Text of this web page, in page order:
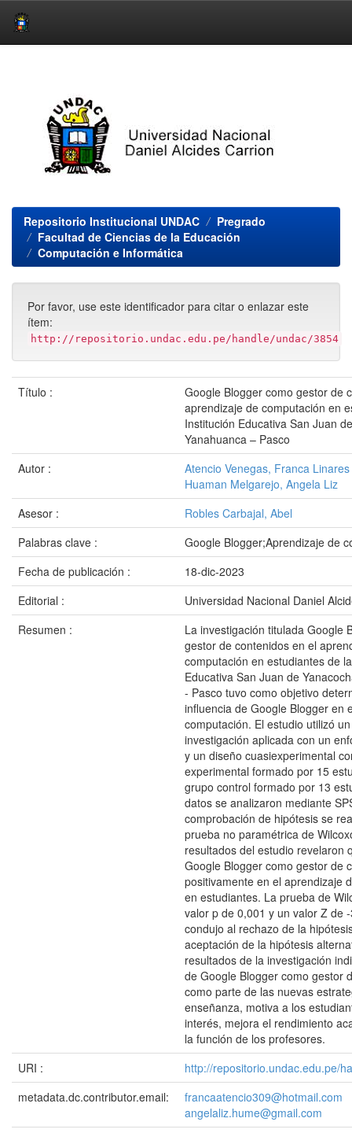
Repositorio Institucional UNDAC
Pregrado
Facultad de Ciencias de la Educación
Computación e Informática
Por favor, use este identificador para citar o enlazar este
ítem:
http://repositorio.undac.edu.pe/handle/undac/3854
Título :
Google Blogger como gestor de
aprendizaje de computación en
Institución Educativa San Juan
Yanahuanca – Pasco
Autor :
Atencio Venegas, Franca Linares
Huaman Melgarejo, Angela Liz
Asesor :
Robles Carbajal, Abel
Palabras clave :
Google Blogger;Aprendizaje de
Fecha de publicación :
18-dic-2023
Editorial :
Universidad Nacional Daniel
Resumen :
La investigación titulada Google
gestor de contenidos en el
computación en estudiantes de
Educativa San Juan de
- Pasco tuvo como objetivo
influencia de Google Blogger en
computación. El estudio utilizó
investigación aplicada con un
y un diseño cuasiexperimental
experimental formado por 15
grupo control formado por 13
datos se analizaron mediante
comprobación de hipótesis se
prueba no paramétrica de
resultados del estudio revelaron
Google Blogger como gestor de
positivamente en el aprendizaje
en estudiantes. La prueba de
valor p de 0,001 y un valor Z de
condujo al rechazo de la
aceptación de la hipótesis
resultados de la investigación
de Google Blogger como gestor
como parte de las nuevas
enseñanza, motiva a los
interés, mejora el rendimiento
la función de los profesores.
URI :
http://repositorio.undac.edu.pe/
metadata.dc.contributor.email:
francaatencio309@hotmail.com
angelaliz.hume@gmail.com